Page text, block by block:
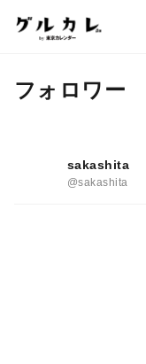
フォロワー
sakashita
@sakashita